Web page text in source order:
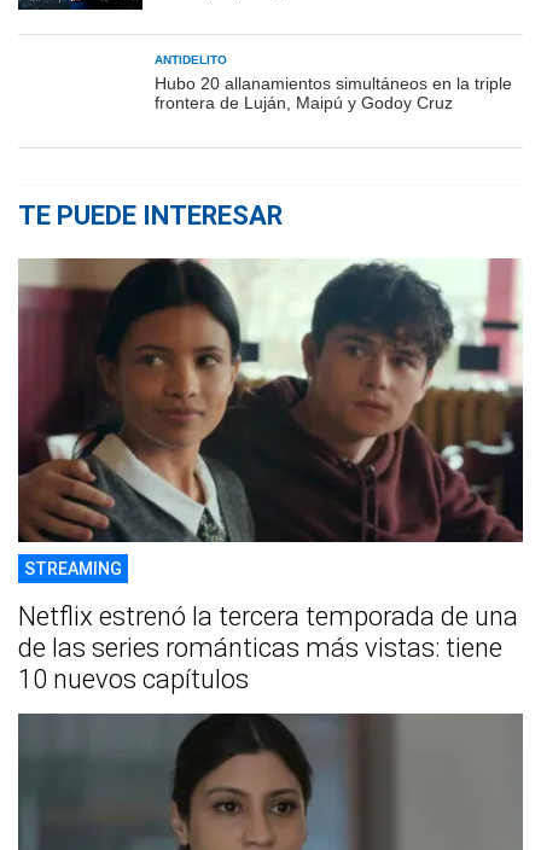
ANTIDELITO
Hubo 20 allanamientos simultáneos en la triple
frontera de Luján, Maipú y Godoy Cruz
TE PUEDE INTERESAR
STREAMING
Netflix estrenó la tercera temporada de una
de las series románticas más vistas: tiene
10 nuevos capítulos